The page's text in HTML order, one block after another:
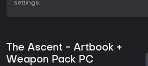
settings:
The Ascent - Artbook +
Weapon Pack PC